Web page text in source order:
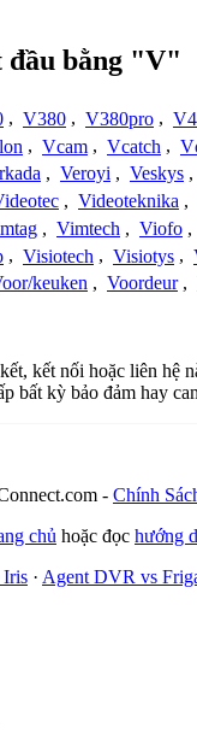
đầu bằng "V"
, V380 , V380pro ,
, Vcam , Vcatch ,
, Veroyi , Veskys ,
, Videoteknika ,
, Vimtech , Viofo ,
, Visiotech , Visiotys ,
keuken , Voordeur ,
kết nối hoặc liên hệ
bất kỳ bảo đảm hay
- Chính
chủ hoặc đọc hướng
Iris · Agent DVR vs